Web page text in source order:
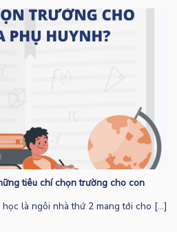
tiêu chí chọn trường cho con
là ngôi nhà thứ 2 mang tới cho [...]